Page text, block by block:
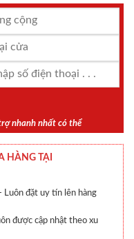
nhanh nhất có thể
HÀNG TẠI
Luôn đặt uy tín lên hàng
được cập nhật theo xu